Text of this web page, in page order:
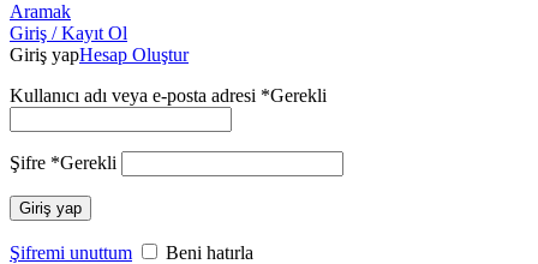
Aramak
Giriş / Kayıt Ol
Giriş yapHesap Oluştur
Kullanıcı adı veya e-posta adresi *Gerekli
Şifre *Gerekli
Giriş yap
Şifremi unuttum Beni hatırla